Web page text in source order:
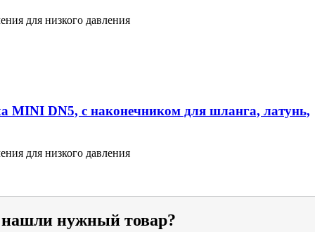
для низкого давления
MINI DN5, с наконечником для шланга, латунь,
для низкого давления
нужный товар?